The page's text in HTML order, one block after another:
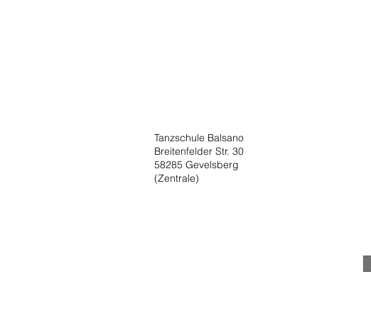
Tanzschule Balsano
Breitenfelder Str. 30
58285 Gevelsberg
(Zentrale)